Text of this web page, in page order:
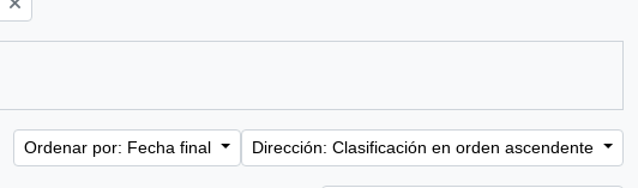
Ordenar por: Fecha final Dirección: Clasificación en orden ascendente